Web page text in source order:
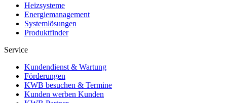
Heizsysteme
Energiemanagement
Systemlösungen
Produktfinder
Service
Kundendienst & Wartung
Förderungen
KWB besuchen & Termine
Kunden werben Kunden